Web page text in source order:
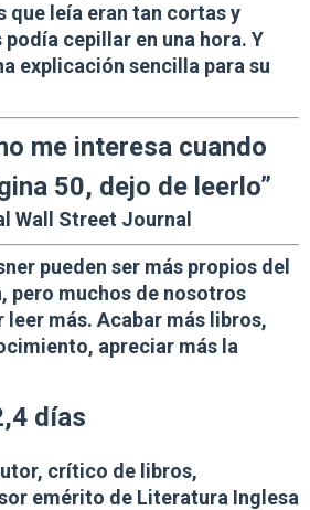
que leía eran tan cortas y
cepillar en una hora. Y
explicación sencilla para su
me interesa cuando
50, dejo de leerlo”
Wall Street Journal
pueden ser más propios del
pero muchos de nosotros
leer más. Acabar más libros,
apreciar más la
días
crítico de libros,
emérito de Literatura Inglesa